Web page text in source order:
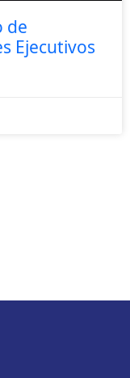
de
Ejecutivos